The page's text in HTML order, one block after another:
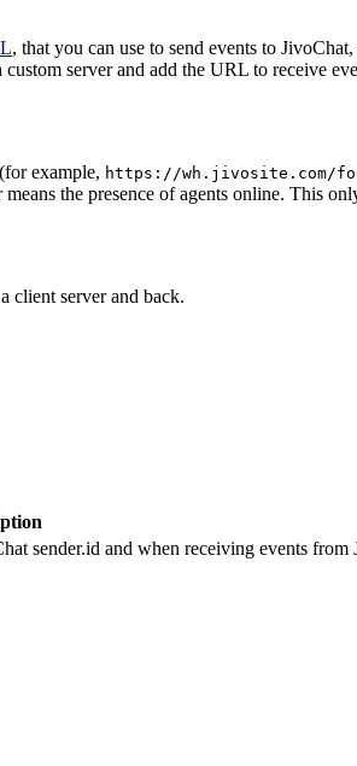
, that you can use to send events to
server and add the URL to receive
example, https://wh.jivosite.com/
means the presence of agents online. This
client server and back.
sender.id and when receiving events from